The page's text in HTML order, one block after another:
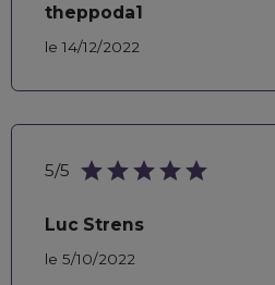
theppoda1
le 14/12/2022
5/5 starstarstarstarstar
Luc Strens
le 5/10/2022